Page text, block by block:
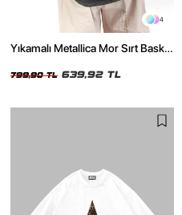
4
Yıkamalı Metallica Mor Sırt Baskılı
799,90 TL 639,92 TL